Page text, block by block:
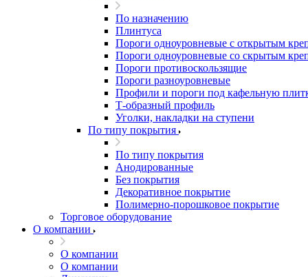
По назначению
Плинтуса
Пороги одноуровневые с открытым
Пороги одноуровневые со скрытым
Пороги противоскользящие
Пороги разноуровневые
Профили и пороги под кафельную
Т-образный профиль
Уголки, накладки на ступени
По типу покрытия
По типу покрытия
Анодированные
Без покрытия
Декоративное покрытие
Полимерно-порошковое покрытие
Торговое оборудование
О компании
О компании
О компании